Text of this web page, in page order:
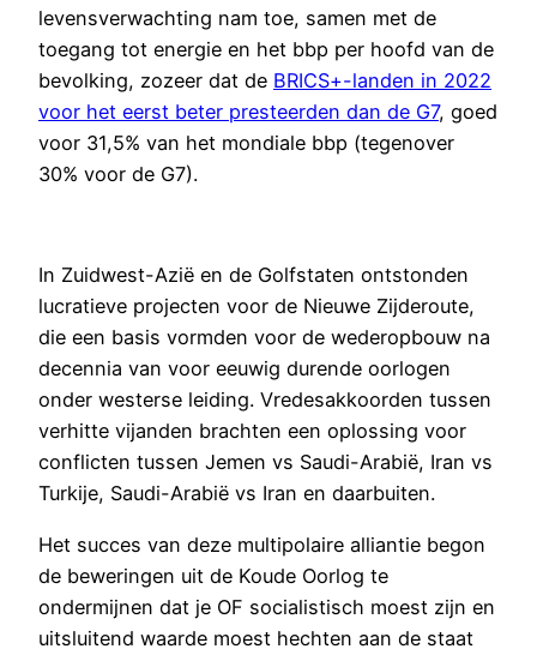
levensverwachting nam toe, samen met de
toegang tot energie en het bbp per hoofd van de
bevolking, zozeer dat de BRICS+-landen in 2022
voor het eerst beter presteerden dan de G7, goed
voor 31,5% van het mondiale bbp (tegenover
30% voor de G7).
In Zuidwest-Azië en de Golfstaten ontstonden
lucratieve projecten voor de Nieuwe Zijderoute,
die een basis vormden voor de wederopbouw na
decennia van voor eeuwig durende oorlogen
onder westerse leiding. Vredesakkoorden tussen
verhitte vijanden brachten een oplossing voor
conflicten tussen Jemen vs Saudi-Arabië, Iran vs
Turkije, Saudi-Arabië vs Iran en daarbuiten.
Het succes van deze multipolaire alliantie begon
de beweringen uit de Koude Oorlog te
ondermijnen dat je OF socialistisch moest zijn en
uitsluitend waarde moest hechten aan de staat